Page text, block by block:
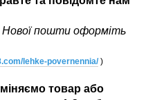
пошти оформіть
lehke-povernennia/)
товар або